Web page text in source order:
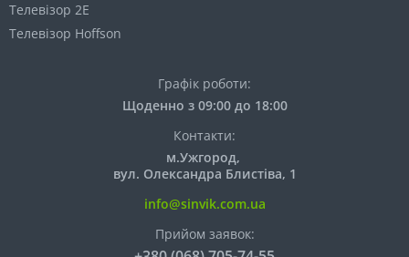
Телевізор 2E
Телевізор Hoffson
Графік роботи:
Щоденно з 09:00 до 18:00
Контакти:
м.Ужгород,
вул. Олександра Блистіва, 1
info@sinvik.com.ua
Прийом заявок: